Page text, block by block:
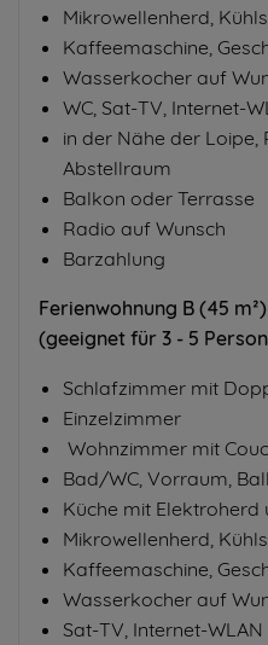
Mikrowellenherd,
Kaffeemaschine,
Wasserkocher auf
WC, Sat-TV, Internet-
in der Nähe der Loipe,
Abstellraum
Balkon oder Terrasse
Radio auf Wunsch
Barzahlung
Ferienwohnung B (45 m²)
(geeignet für 3 - 5
Schlafzimmer mit
Einzelzimmer
Wohnzimmer mit
Bad/WC, Vorraum,
Küche mit Elektroherd
Mikrowellenherd,
Kaffeemaschine,
Wasserkocher auf
Sat-TV, Internet-